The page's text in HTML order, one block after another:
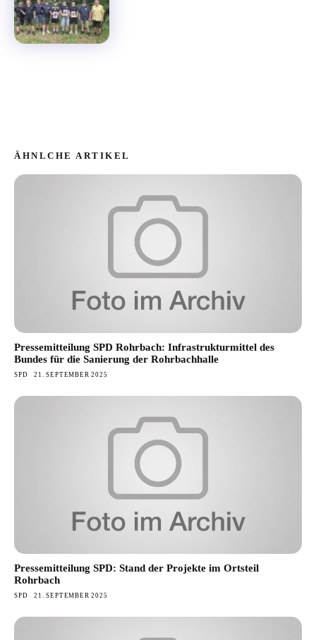
ÄHNLCHE ARTIKEL
Pressemitteilung SPD Rohrbach: Infrastrukturmittel des
Bundes für die Sanierung der Rohrbachhalle
SPD 21. SEPTEMBER 2025
Pressemitteilung SPD: Stand der Projekte im Ortsteil
Rohrbach
SPD 21. SEPTEMBER 2025